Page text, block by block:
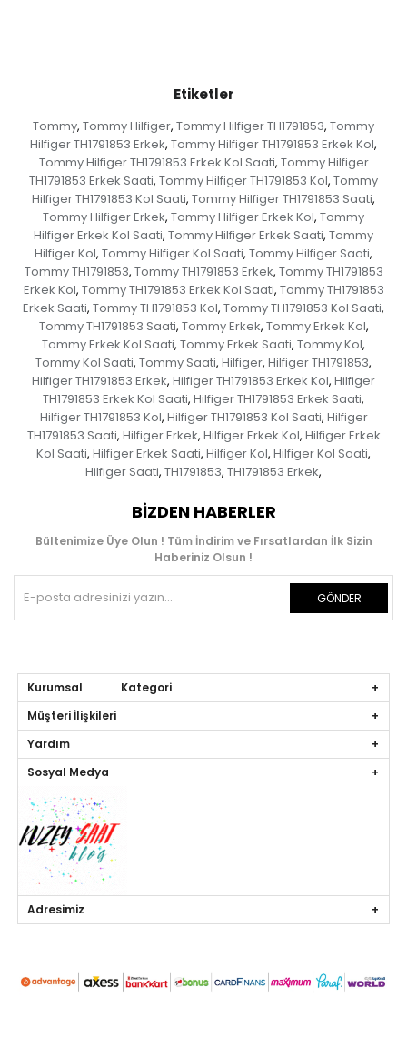
Etiketler
Tommy, Tommy Hilfiger, Tommy Hilfiger TH1791853, Tommy
Hilfiger TH1791853 Erkek, Tommy Hilfiger TH1791853 Erkek Kol,
Tommy Hilfiger TH1791853 Erkek Kol Saati, Tommy Hilfiger
TH1791853 Erkek Saati, Tommy Hilfiger TH1791853 Kol, Tommy
Hilfiger TH1791853 Kol Saati, Tommy Hilfiger TH1791853 Saati,
Tommy Hilfiger Erkek, Tommy Hilfiger Erkek Kol, Tommy
Hilfiger Erkek Kol Saati, Tommy Hilfiger Erkek Saati, Tommy
Hilfiger Kol, Tommy Hilfiger Kol Saati, Tommy Hilfiger Saati,
Tommy TH1791853, Tommy TH1791853 Erkek, Tommy TH1791853
Erkek Kol, Tommy TH1791853 Erkek Kol Saati, Tommy TH1791853
Erkek Saati, Tommy TH1791853 Kol, Tommy TH1791853 Kol Saati,
Tommy TH1791853 Saati, Tommy Erkek, Tommy Erkek Kol,
Tommy Erkek Kol Saati, Tommy Erkek Saati, Tommy Kol,
Tommy Kol Saati, Tommy Saati, Hilfiger, Hilfiger TH1791853,
Hilfiger TH1791853 Erkek, Hilfiger TH1791853 Erkek Kol, Hilfiger
TH1791853 Erkek Kol Saati, Hilfiger TH1791853 Erkek Saati,
Hilfiger TH1791853 Kol, Hilfiger TH1791853 Kol Saati, Hilfiger
TH1791853 Saati, Hilfiger Erkek, Hilfiger Erkek Kol, Hilfiger Erkek
Kol Saati, Hilfiger Erkek Saati, Hilfiger Kol, Hilfiger Kol Saati,
Hilfiger Saati, TH1791853, TH1791853 Erkek,
BIZDEN HABERLER
Bültenimize Üye Olun ! Tüm İndirim ve Fırsatlardan İlk Sizin
Haberiniz Olsun !
GÖNDER
Kurumsal Kategori
Müşteri İlişkileri
Yardım
Sosyal Medya
Adresimiz